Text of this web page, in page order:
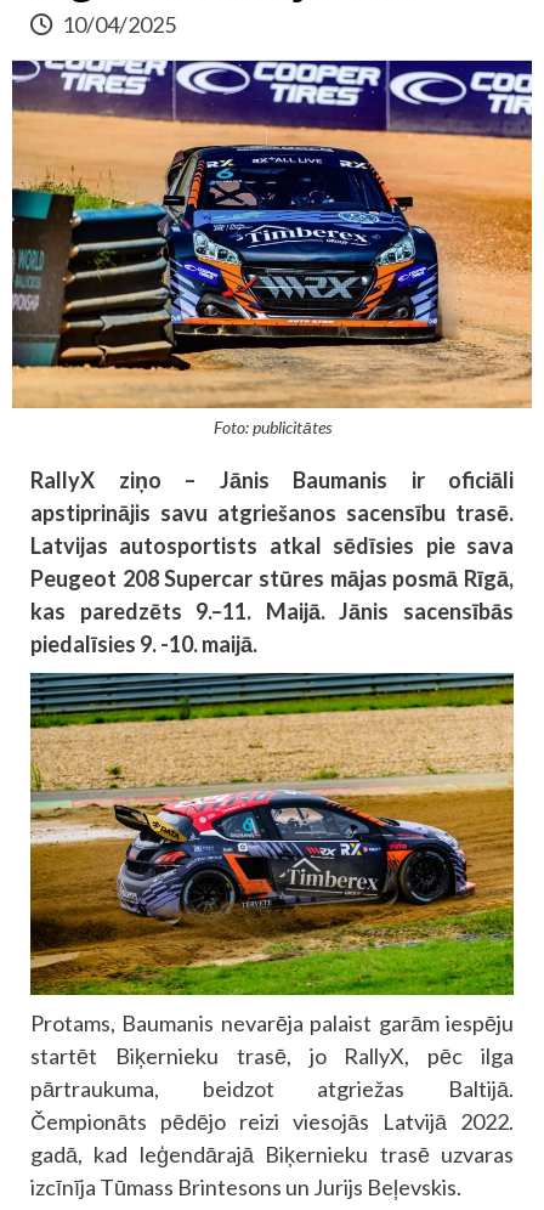
10/04/2025
Foto: publicitātes
RallyX ziņo – Jānis Baumanis ir oficiāli
apstiprinājis savu atgriešanos sacensību trasē.
Latvijas autosportists atkal sēdīsies pie sava
Peugeot 208 Supercar stūres mājas posmā Rīgā,
kas paredzēts 9.–11. Maijā. Jānis sacensībās
piedalīsies 9. -10. maijā.
Protams, Baumanis nevarēja palaist garām iespēju
startēt Biķernieku trasē, jo RallyX, pēc ilga
pārtraukuma, beidzot atgriežas Baltijā.
Čempionāts pēdējo reizi viesojās Latvijā 2022.
gadā, kad leģendārajā Biķernieku trasē uzvaras
izcīnīja Tūmass Brintesons un Jurijs Beļevskis.